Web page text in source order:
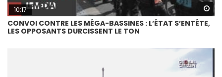
10:17
CONVOI CONTRE LES MÉGA-BASSINES : L’ÉTAT S’ENTÊTE,
LES OPPOSANTS DURCISSENT LE TON